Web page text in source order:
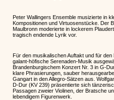
Peter Wallingers Ensemble musizierte in
Kompositionen und Virtuosenstücke. Der
Maulbronn moderierte in lockerem
tragisch endende Lyrik vor.
Für den musikalischen Auftakt und für
galant-höfische Serenaden-Musik
Brandenburgischem Konzert Nr. 3 in G-
klare Phrasierungen, sauber
Gangart in den Allegro-Sätzen aus.
D-Dur (KV 239) präsentierte sich
Passagen zweier Violinen, der Bratsche
lebendigem Figurenwerk.